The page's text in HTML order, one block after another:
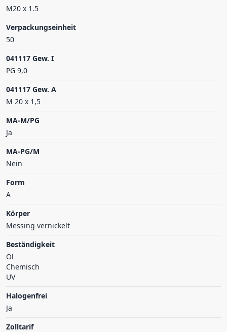
M20 x 1.5
Verpackungseinheit
50
041117 Gew. I
PG 9,0
041117 Gew. A
M 20 x 1,5
MA-M/PG
Ja
MA-PG/M
Nein
Form
A
Körper
Messing vernickelt
Beständigkeit
Öl
Chemisch
UV
Halogenfrei
Ja
Zolltarif